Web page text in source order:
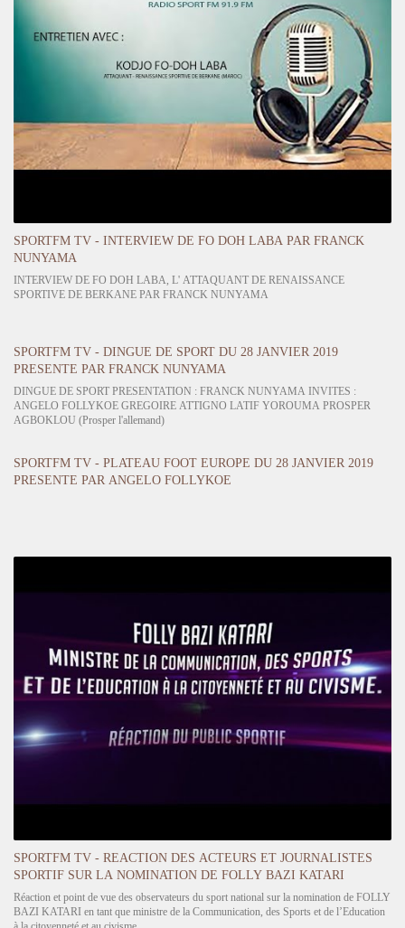
SPORTFM TV - INTERVIEW DE FO DOH LABA PAR FRANCK
NUNYAMA
INTERVIEW DE FO DOH LABA, L' ATTAQUANT DE RENAISSANCE
SPORTIVE DE BERKANE PAR FRANCK NUNYAMA
SPORTFM TV - DINGUE DE SPORT DU 28 JANVIER 2019
PRESENTE PAR FRANCK NUNYAMA
DINGUE DE SPORT PRESENTATION : FRANCK NUNYAMA INVITES :
ANGELO FOLLYKOE GREGOIRE ATTIGNO LATIF YOROUMA PROSPER
AGBOKLOU (Prosper l'allemand)
SPORTFM TV - PLATEAU FOOT EUROPE DU 28 JANVIER 2019
PRESENTE PAR ANGELO FOLLYKOE
SPORTFM TV - REACTION DES ACTEURS ET JOURNALISTES
SPORTIF SUR LA NOMINATION DE FOLLY BAZI KATARI
Réaction et point de vue des observateurs du sport national sur la nomination de FOLLY
BAZI KATARI en tant que ministre de la Communication, des Sports et de l’Education